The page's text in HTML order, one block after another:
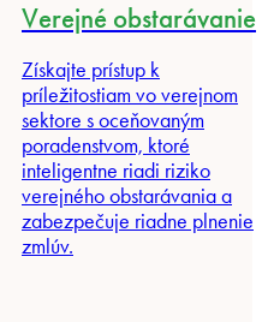
Verejné obstarávanie
Získajte prístup k
príležitostiam vo verejnom
sektore s oceňovaným
poradenstvom, ktoré
inteligentne riadi riziko
verejného obstarávania a
zabezpečuje riadne plnenie
zmlúv.